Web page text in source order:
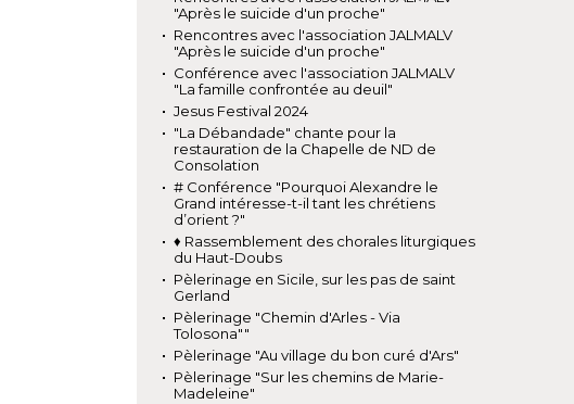
"Après le suicide d'un proche"
Rencontres avec l'association JALMALV
"Après le suicide d'un proche"
Conférence avec l'association JALMALV
"La famille confrontée au deuil"
Jesus Festival 2024
"La Débandade" chante pour la
restauration de la Chapelle de ND de
Consolation
# Conférence "Pourquoi Alexandre le
Grand intéresse-t-il tant les chrétiens
d’orient ?"
♦ Rassemblement des chorales liturgiques
du Haut-Doubs
Pèlerinage en Sicile, sur les pas de saint
Gerland
Pèlerinage "Chemin d'Arles - Via
Tolosona""
Pèlerinage "Au village du bon curé d'Ars"
Pèlerinage "Sur les chemins de Marie-
Madeleine"